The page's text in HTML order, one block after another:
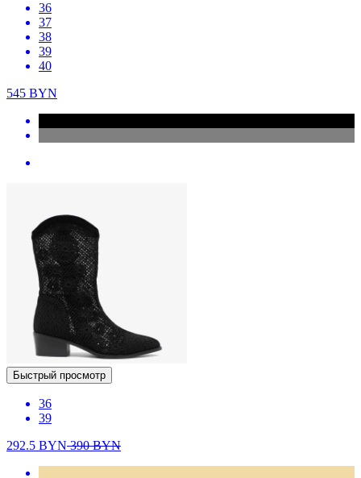
36
37
38
39
40
545 BYN
Быстрый просмотр
36
39
292.5 BYN390BYN